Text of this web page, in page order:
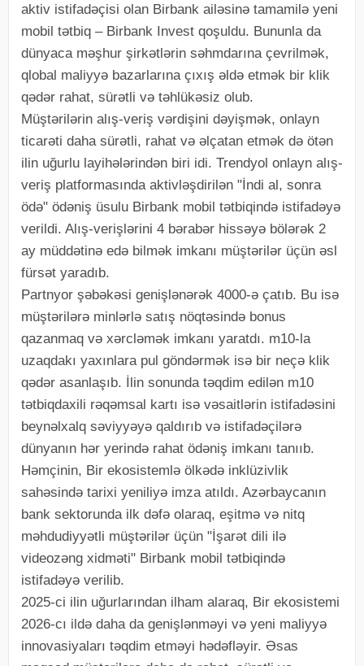
aktiv istifadəçisi olan Birbank ailəsinə tamamilə yeni
mobil tətbiq – Birbank Invest qoşuldu. Bununla da
dünyaca məşhur şirkətlərin səhmdarına çevrilmək,
qlobal maliyyə bazarlarına çıxış əldə etmək bir klik
qədər rahat, sürətli və təhlükəsiz olub.
Müştərilərin alış-veriş vərdişini dəyişmək, onlayn
ticarəti daha sürətli, rahat və əlçatan etmək də ötən
ilin uğurlu layihələrindən biri idi. Trendyol onlayn alış-
veriş platformasında aktivləşdirilən "İndi al, sonra
ödə" ödəniş üsulu Birbank mobil tətbiqində istifadəyə
verildi. Alış-verişlərini 4 bərabər hissəyə bölərək 2
ay müddətinə edə bilmək imkanı müştərilər üçün əsl
fürsət yaradıb.
Partnyor şəbəkəsi genişlənərək 4000-ə çatıb. Bu isə
müştərilərə minlərlə satış nöqtəsində bonus
qazanmaq və xərcləmək imkanı yaratdı. m10-la
uzaqdakı yaxınlara pul göndərmək isə bir neçə klik
qədər asanlaşıb. İlin sonunda təqdim edilən m10
tətbiqdaxili rəqəmsal kartı isə vəsaitlərin istifadəsini
beynəlxalq səviyyəyə qaldırıb və istifadəçilərə
dünyanın hər yerində rahat ödəniş imkanı tanııb.
Həmçinin, Bir ekosistemlə ölkədə inklüzivlik
sahəsində tarixi yeniliyə imza atıldı. Azərbaycanın
bank sektorunda ilk dəfə olaraq, eşitmə və nitq
məhdudiyyətli müştərilər üçün "İşarət dili ilə
videozəng xidməti" Birbank mobil tətbiqində
istifadəyə verilib.
2025-ci ilin uğurlarından ilham alaraq, Bir ekosistemi
2026-cı ildə daha da genişlənməyi və yeni maliyyə
innovasiyaları təqdim etməyi hədəfləyir. Əsas